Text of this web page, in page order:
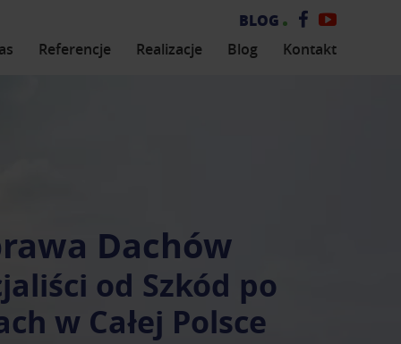
Referencje Realizacje Blog Kontakt
BLOG Zobacz
stronę
Dachów
od Szkód po
w Całej Polsce